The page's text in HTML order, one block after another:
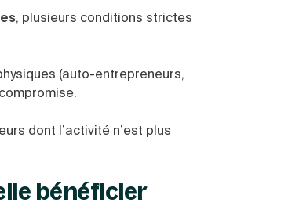
, plusieurs conditions strictes
(auto-entrepreneurs,
dont l’activité n’est plus
bénéficier